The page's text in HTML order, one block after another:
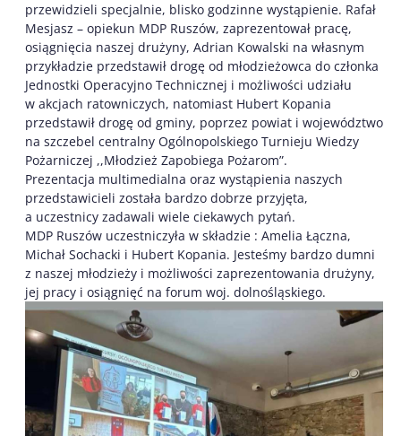
przewidzieli specjalnie, blisko godzinne wystąpienie. Rafał
Mesjasz – opiekun MDP Ruszów, zaprezentował pracę,
osiągnięcia naszej drużyny, Adrian Kowalski na własnym
przykładzie przedstawił drogę od młodzieżowca do członka
Jednostki Operacyjno Technicznej i możliwości udziału
w akcjach ratowniczych, natomiast Hubert Kopania
przedstawił drogę od gminy, poprzez powiat i województwo
na szczebel centralny Ogólnopolskiego Turnieju Wiedzy
Pożarniczej ,,Młodzież Zapobiega Pożarom”.
Prezentacja multimedialna oraz wystąpienia naszych
przedstawicieli została bardzo dobrze przyjęta,
a uczestnicy zadawali wiele ciekawych pytań.
MDP Ruszów uczestniczyła w składzie : Amelia Łączna,
Michał Sochacki i Hubert Kopania. Jesteśmy bardzo dumni
z naszej młodzieży i możliwości zaprezentowania drużyny,
jej pracy i osiągnięć na forum woj. dolnośląskiego.